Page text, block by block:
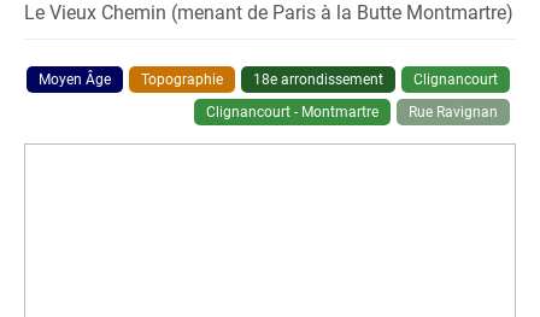
Le Vieux Chemin (menant de Paris à la Butte Montmartre)
Moyen Âge Topographie 18e arrondissement
Clignancourt
Clignancourt - Montmartre
Rue Ravignan